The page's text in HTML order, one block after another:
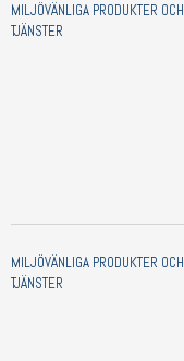
MILJÖVÄNLIGA PRODUKTER OCH
TJÄNSTER
MILJÖVÄNLIGA PRODUKTER OCH
TJÄNSTER